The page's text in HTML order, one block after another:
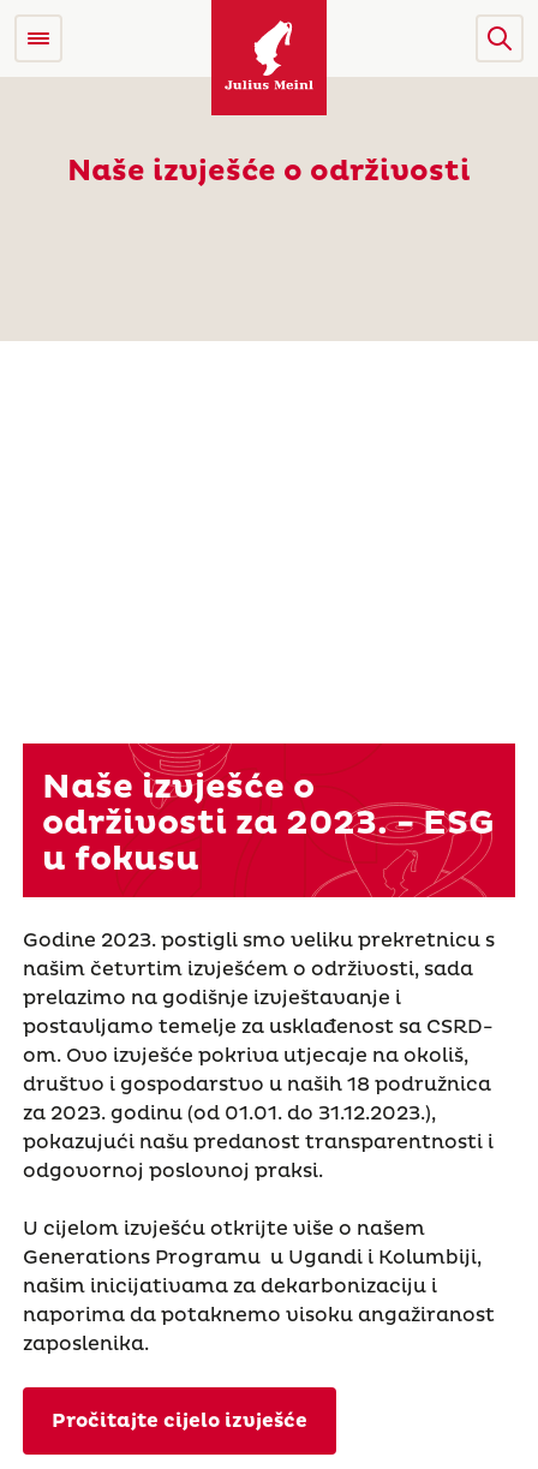
Naše izvješće o održivosti
Godine 2023. postigli smo veliku prekretnicu s
našim četvrtim izvješćem o održivosti, sada
prelazimo na godišnje izvještavanje i
postavljamo temelje za usklađenost sa CSRD-
om. Ovo izvješće pokriva utjecaje na okoliš,
društvo i gospodarstvo u naših 18 podružnica
za 2023. godinu (od 01.01. do 31.12.2023.),
pokazujući našu predanost transparentnosti i
odgovornoj poslovnoj praksi.
U cijelom izvješću otkrijte više o našem
Generations Programu u Ugandi i Kolumbiji,
našim inicijativama za dekarbonizaciju i
naporima da potaknemo visoku angažiranost
zaposlenika.
Pročitajte cijelo izvješće
Naše izvješće o
održivosti za 2023. - ESG
u fokusu